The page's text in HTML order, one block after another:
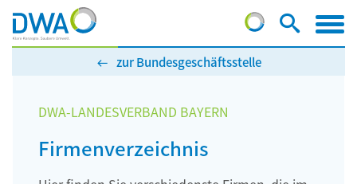
zur Bundesgeschäftsstelle
DWA-LANDESVERBAND BAYERN
Firmenverzeichnis